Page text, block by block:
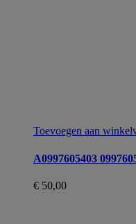
Toevoegen aan
A0997605403
€ 50,00